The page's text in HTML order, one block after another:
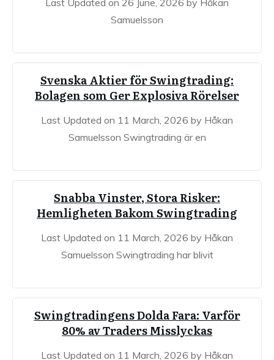
Last Updated on 26 June, 2026 by Håkan
Samuelsson
Svenska Aktier för Swingtrading:
Bolagen som Ger Explosiva Rörelser
Last Updated on 11 March, 2026 by Håkan
Samuelsson Swingtrading är en
Snabba Vinster, Stora Risker:
Hemligheten Bakom Swingtrading
Last Updated on 11 March, 2026 by Håkan
Samuelsson Swingtrading har blivit
Swingtradingens Dolda Fara: Varför
80% av Traders Misslyckas
Last Updated on 11 March, 2026 by Håkan